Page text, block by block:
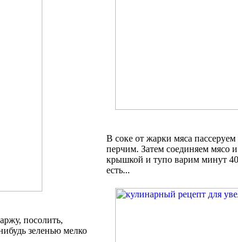
посолить,
зеленью мелко
В соке от жарки мяса
перчим. Затем соединяем мясо
крышкой и тупо варим минут
есть...